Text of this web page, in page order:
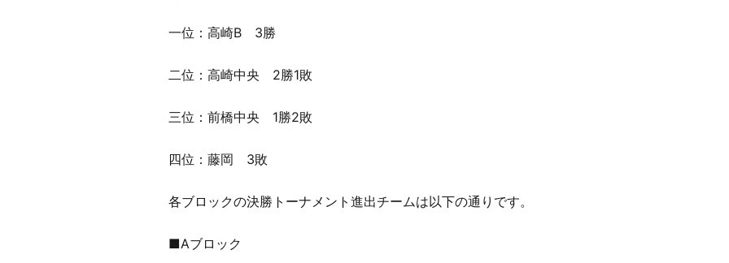
一位：高崎B 3勝
二位：高崎中央 2勝1敗
三位：前橋中央 1勝2敗
四位：藤岡 3敗
各ブロックの決勝トーナメント進出チームは以下の通りです。
■Aブロック